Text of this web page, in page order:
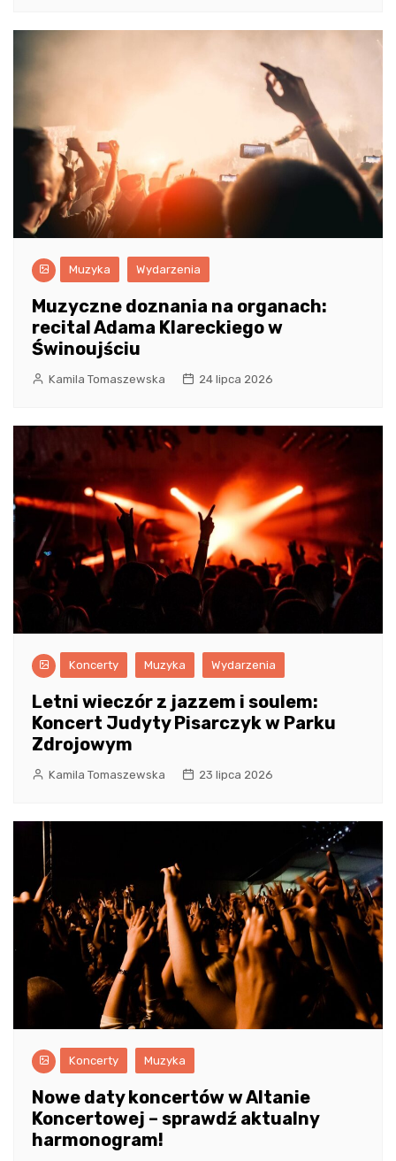
Muzyka Wydarzenia
Muzyczne doznania na organach:
recital Adama Klareckiego w
Świnoujściu
Kamila Tomaszewska 24 lipca 2026
Koncerty Muzyka Wydarzenia
Letni wieczór z jazzem i soulem:
Koncert Judyty Pisarczyk w Parku
Zdrojowym
Kamila Tomaszewska 23 lipca 2026
Koncerty Muzyka
Nowe daty koncertów w Altanie
Koncertowej – sprawdź aktualny
harmonogram!